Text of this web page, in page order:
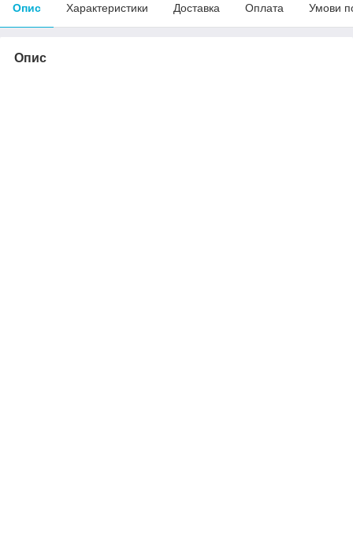
Опис Характеристики Доставка Оплата Умови
Опис